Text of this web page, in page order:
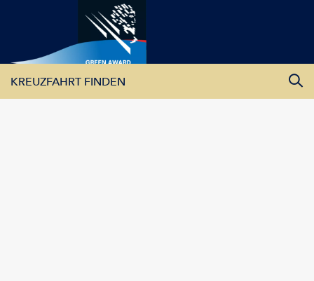
KREUZFAHRT FINDEN